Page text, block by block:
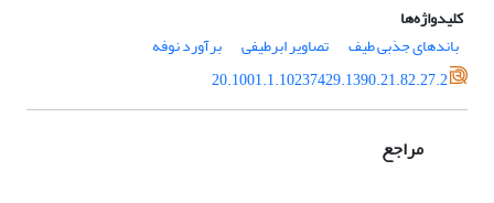
کلیدواژه‌ها
باندهای جذبی طیف
تصاویر ابرطیفی
برآورد نوفه
20.1001.1.10237429.1390.21.82.27.2
مراجع